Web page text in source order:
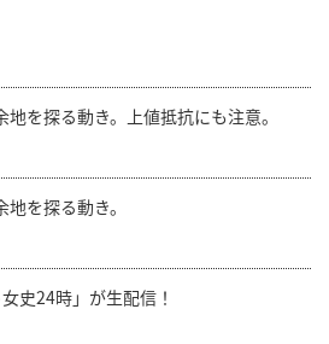
を探る動き。上値抵抗にも注意。
を探る動き。
史24時」が生配信！